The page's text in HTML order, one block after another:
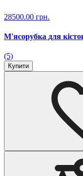
28500.00 грн.
М'ясорубка для
(5)
Купити